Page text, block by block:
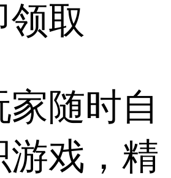
取
家随时自
游戏，精